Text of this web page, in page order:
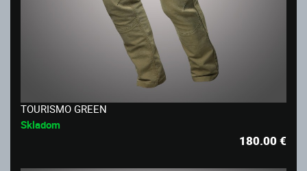
TOURISMO GREEN
Skladom
180.00€